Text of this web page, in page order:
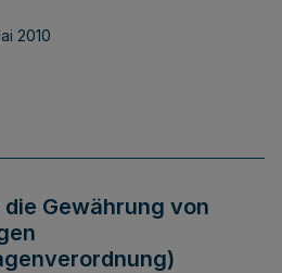
2010
Gewährung von